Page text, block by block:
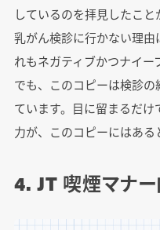
しているのを拝見したこと
乳がん検診に行かない理
れもネガティブかつナイー
でも、このコピーは検診
ています。目に留まるだ
力が、このコピーにはある
4. JT 喫煙マナ